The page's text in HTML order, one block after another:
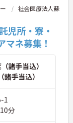
社会医療法人蘇
児所・寮・
ネ募集！
諸手当込）
諸手当込）
1
分